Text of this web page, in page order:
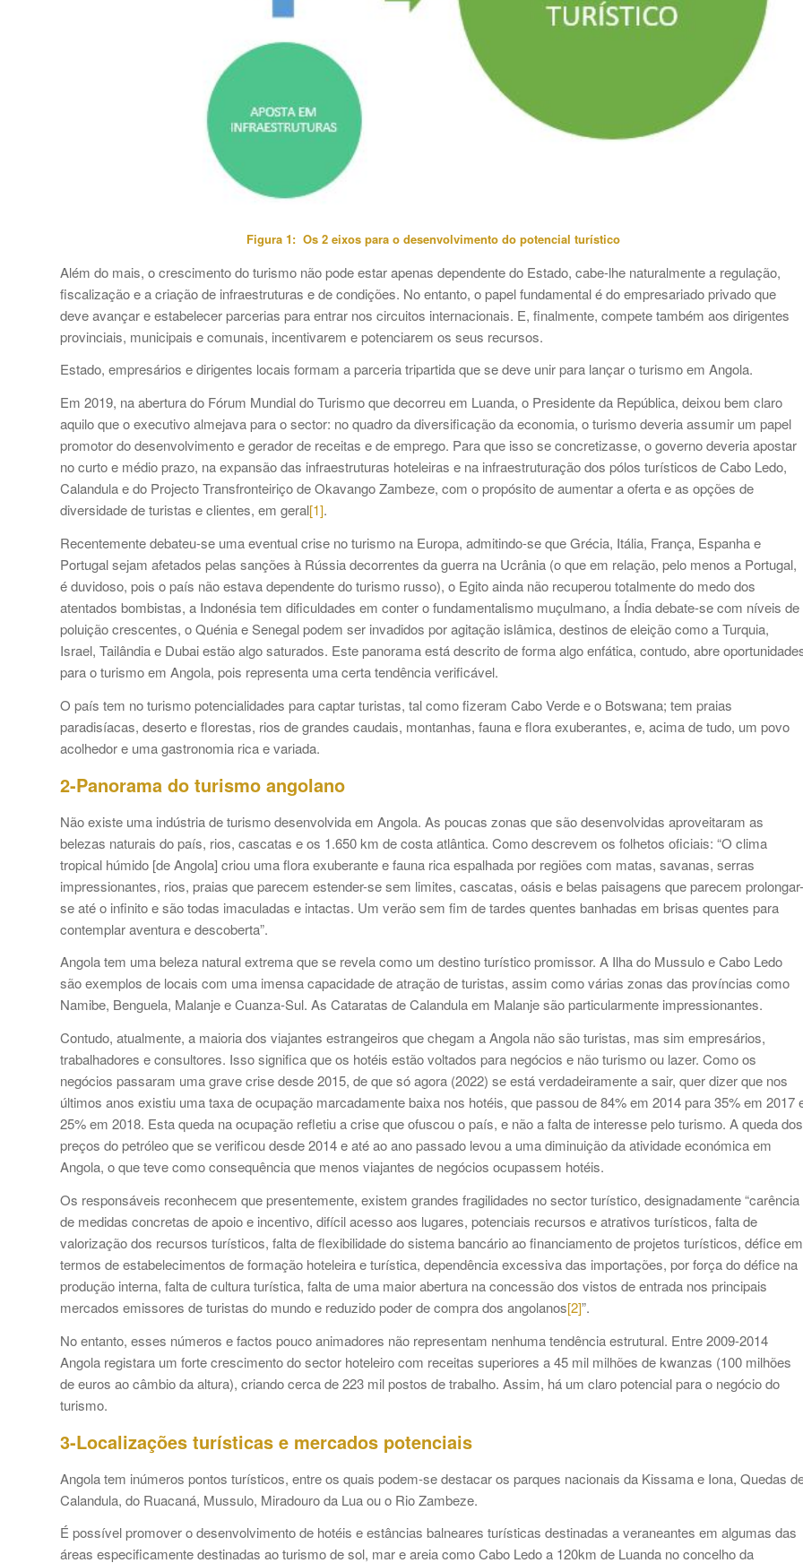
Figura 1: Os 2 eixos para o desenvolvimento do potencial turístico
Além do mais, o crescimento do turismo não pode estar apenas dependente do Estado, cabe-lhe naturalmente a regulação,
fiscalização e a criação de infraestruturas e de condições. No entanto, o papel fundamental é do empresariado privado que
deve avançar e estabelecer parcerias para entrar nos circuitos internacionais. E, finalmente, compete também aos dirigentes
provinciais, municipais e comunais, incentivarem e potenciarem os seus recursos.
Estado, empresários e dirigentes locais formam a parceria tripartida que se deve unir para lançar o turismo em Angola.
Em 2019, na abertura do Fórum Mundial do Turismo que decorreu em Luanda, o Presidente da República, deixou bem claro
aquilo que o executivo almejava para o sector: no quadro da diversificação da economia, o turismo deveria assumir um papel
promotor do desenvolvimento e gerador de receitas e de emprego. Para que isso se concretizasse, o governo deveria apostar
no curto e médio prazo, na expansão das infraestruturas hoteleiras e na infraestruturação dos pólos turísticos de Cabo Ledo,
Calandula e do Projecto Transfronteiriço de Okavango Zambeze, com o propósito de aumentar a oferta e as opções de
diversidade de turistas e clientes, em geral[1].
Recentemente debateu-se uma eventual crise no turismo na Europa, admitindo-se que Grécia, Itália, França, Espanha e
Portugal sejam afetados pelas sanções à Rússia decorrentes da guerra na Ucrânia (o que em relação, pelo menos a Portugal,
é duvidoso, pois o país não estava dependente do turismo russo), o Egito ainda não recuperou totalmente do medo dos
atentados bombistas, a Indonésia tem dificuldades em conter o fundamentalismo muçulmano, a Índia debate-se com níveis de
poluição crescentes, o Quénia e Senegal podem ser invadidos por agitação islâmica, destinos de eleição como a Turquia,
Israel, Tailândia e Dubai estão algo saturados. Este panorama está descrito de forma algo enfática, contudo, abre
para o turismo em Angola, pois representa uma certa tendência verificável.
O país tem no turismo potencialidades para captar turistas, tal como fizeram Cabo Verde e o Botswana; tem praias
paradisíacas, deserto e florestas, rios de grandes caudais, montanhas, fauna e flora exuberantes, e, acima de tudo, um povo
acolhedor e uma gastronomia rica e variada.
2-Panorama do turismo angolano
Não existe uma indústria de turismo desenvolvida em Angola. As poucas zonas que são desenvolvidas aproveitaram as
belezas naturais do país, rios, cascatas e os 1.650 km de costa atlântica. Como descrevem os folhetos oficiais: “O clima
tropical húmido [de Angola] criou uma flora exuberante e fauna rica espalhada por regiões com matas, savanas, serras
impressionantes, rios, praias que parecem estender-se sem limites, cascatas, oásis e belas paisagens que parecem prolongar-
se até o infinito e são todas imaculadas e intactas. Um verão sem fim de tardes quentes banhadas em brisas quentes para
contemplar aventura e descoberta”.
Angola tem uma beleza natural extrema que se revela como um destino turístico promissor. A Ilha do Mussulo e Cabo Ledo
são exemplos de locais com uma imensa capacidade de atração de turistas, assim como várias zonas das províncias como
Namibe, Benguela, Malanje e Cuanza-Sul. As Cataratas de Calandula em Malanje são particularmente impressionantes.
Contudo, atualmente, a maioria dos viajantes estrangeiros que chegam a Angola não são turistas, mas sim empresários,
trabalhadores e consultores. Isso significa que os hotéis estão voltados para negócios e não turismo ou lazer. Como os
negócios passaram uma grave crise desde 2015, de que só agora (2022) se está verdadeiramente a sair, quer dizer que nos
últimos anos existiu uma taxa de ocupação marcadamente baixa nos hotéis, que passou de 84% em 2014 para 35% em 2017
25% em 2018. Esta queda na ocupação refletiu a crise que ofuscou o país, e não a falta de interesse pelo turismo. A queda dos
preços do petróleo que se verificou desde 2014 e até ao ano passado levou a uma diminuição da atividade económica em
Angola, o que teve como consequência que menos viajantes de negócios ocupassem hotéis.
Os responsáveis reconhecem que presentemente, existem grandes fragilidades no sector turístico, designadamente “carência
de medidas concretas de apoio e incentivo, difícil acesso aos lugares, potenciais recursos e atrativos turísticos, falta de
valorização dos recursos turísticos, falta de flexibilidade do sistema bancário ao financiamento de projetos turísticos, défice em
termos de estabelecimentos de formação hoteleira e turística, dependência excessiva das importações, por força do défice na
produção interna, falta de cultura turística, falta de uma maior abertura na concessão dos vistos de entrada nos principais
mercados emissores de turistas do mundo e reduzido poder de compra dos angolanos[2]”.
No entanto, esses números e factos pouco animadores não representam nenhuma tendência estrutural. Entre 2009-2014
Angola registara um forte crescimento do sector hoteleiro com receitas superiores a 45 mil milhões de kwanzas (100 milhões
de euros ao câmbio da altura), criando cerca de 223 mil postos de trabalho. Assim, há um claro potencial para o negócio do
turismo.
3-Localizações turísticas e mercados potenciais
Angola tem inúmeros pontos turísticos, entre os quais podem-se destacar os parques nacionais da Kissama e Iona, Quedas
Calandula, do Ruacaná, Mussulo, Miradouro da Lua ou o Rio Zambeze.
É possível promover o desenvolvimento de hotéis e estâncias balneares turísticas destinadas a veraneantes em algumas das
áreas especificamente destinadas ao turismo de sol, mar e areia como Cabo Ledo a 120km de Luanda no concelho da